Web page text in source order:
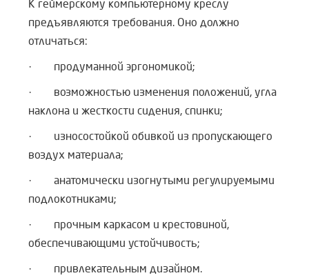
К геймерскому компьютерному креслу
предъявляются требования. Оно должно
отличаться:
· продуманной эргономикой;
· возможностью изменения положений, угла
наклона и жесткости сидения, спинки;
· износостойкой обивкой из пропускающего
воздух материала;
· анатомически изогнутыми регулируемыми
подлокотниками;
· прочным каркасом и крестовиной,
обеспечивающими устойчивость;
· привлекательным дизайном.